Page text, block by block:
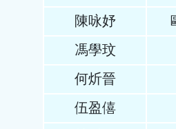
陳咏妤
馮學玟
何炘晉
伍盈僖